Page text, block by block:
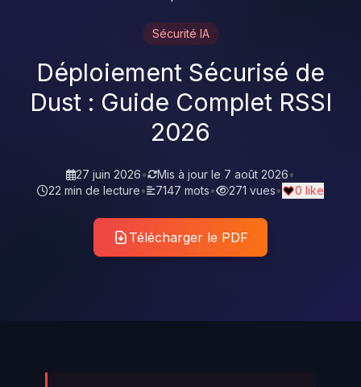
Sécurité IA
Déploiement Sécurisé de
Dust : Guide Complet RSSI
2026
27 juin 2026• Mis à jour le 7 août 2026•
22 min de lecture• 7147 mots• 271 vues• 0 like
Télécharger le PDF